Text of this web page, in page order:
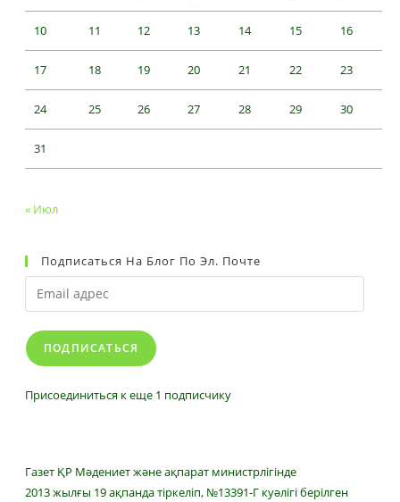
10 11 12 13 14 15 16
17 18 19 20 21 22 23
24 25 26 27 28 29 30
31
« Июл
Подписаться На Блог По Эл. Почте
Email
адрес
ПОДПИСАТЬСЯ
Присоединиться к еще 1 подписчику
Газет ҚР Мәдениет және ақпарат министрлігінде
2013 жылғы 19 ақпанда тіркеліп, №13391-Г куәлігі берілген